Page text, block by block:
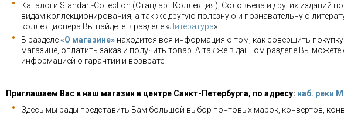
Каталоги Standart-Collection (Стандарт Коллекция), Соловьева и других изданий
видам коллекционирования, а так же другую полезную и познавательную
коллекционера Вы найдете в разделе «Литература».
В разделе«О магазине» находится вся информация о том, как совершить покупку
магазине, оплатить заказ и получить товар. А так же в данном разделе Вы
информацией о гарантии и возврате.
Приглашаем Вас в наш магазин в центре Санкт-Петербурга, по адресу: наб. реки
Здесь мы рады представить Вам большой выбор почтовых марок, конвертов,